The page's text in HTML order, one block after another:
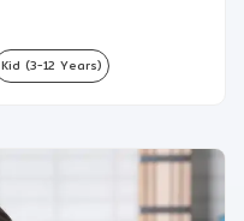
Kid (3-12 Years)